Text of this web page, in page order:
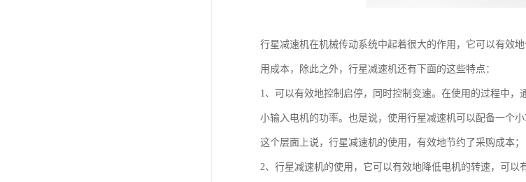
行星减速机在机械传动系统中起着很大的作用，它可以有效
用成本，除此之外，行星减速机还有下面的这些特点：
1、可以有效地控制启停，同时控制变速。在使用的过程中
小输入电机的功率。也是说，使用行星减速机可以配备一个
这个层面上说，行星减速机的使用，有效地节约了采购成本；
2、行星减速机的使用，它可以有效地降低电机的转速，可